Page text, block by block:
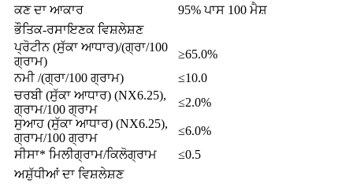
ਕਣ ਦਾ ਆਕਾਰ
95% ਪਾਸ 100 ਮੈਸ਼
ਭੌਤਿਕ-ਰਸਾਇਣਕ ਵਿਸ਼ਲੇਸ਼ਣ
ਪ੍ਰੋਟੀਨ (ਸੁੱਕਾ ਆਧਾਰ)/(ਗ੍ਰਾ/100
ਗ੍ਰਾਮ)
≥65.0%
ਨਮੀ /(ਗ੍ਰਾ/100 ਗ੍ਰਾਮ)
≤10.0
ਚਰਬੀ (ਸੁੱਕਾ ਆਧਾਰ) (NX6.25),
ਗ੍ਰਾਮ/100 ਗ੍ਰਾਮ
≤2.0%
ਸੁਆਹ (ਸੁੱਕਾ ਆਧਾਰ) (NX6.25),
ਗ੍ਰਾਮ/100 ਗ੍ਰਾਮ
≤6.0%
ਸੀਸਾ* ਮਿਲੀਗ੍ਰਾਮ/ਕਿਲੋਗ੍ਰਾਮ
≤0.5
ਅਸ਼ੁੱਧੀਆਂ ਦਾ ਵਿਸ਼ਲੇਸ਼ਣ